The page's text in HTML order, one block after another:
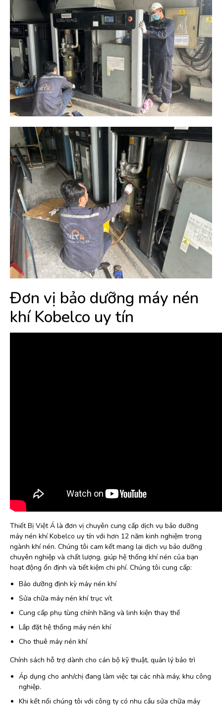
Đơn vị bảo dưỡng máy nén
khí Kobelco uy tín
Thiết Bị Việt Á là đơn vị chuyên cung cấp dịch vụ bảo dưỡng
máy nén khí Kobelco uy tín với hơn 12 năm kinh nghiệm trong
ngành khí nén. Chúng tôi cam kết mang lại dịch vụ bảo dưỡng
chuyên nghiệp và chất lượng, giúp hệ thống khí nén của bạn
hoạt động ổn định và tiết kiệm chi phí. Chúng tôi cung cấp:
Bảo dưỡng định kỳ máy nén khí
Sửa chữa máy nén khí trục vít
Cung cấp phụ tùng chính hãng và linh kiện thay thế
Lắp đặt hệ thống máy nén khí
Cho thuê máy nén khí
Chính sách hỗ trợ dành cho cán bộ kỹ thuật, quản lý bảo trì
Áp dụng cho anh/chị đang làm việc tại các nhà máy, khu công
nghiệp.
Khi kết nối chúng tôi với công ty có nhu cầu sửa chữa máy